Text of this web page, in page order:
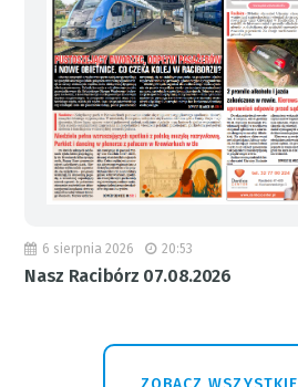
6 sierpnia 2026 20:53
Nasz Racibórz 07.08.2026